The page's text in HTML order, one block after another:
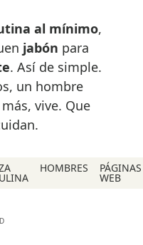
al mínimo,
jabón para
. Así de simple.
un hombre
vive. Que
HOMBRES PÁGINAS
WEB